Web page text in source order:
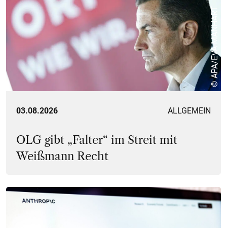
© APA/EVA MANHART
03.08.2026 ALLGEMEIN
OLG gibt „Falter“ im Streit mit
Weißmann Recht